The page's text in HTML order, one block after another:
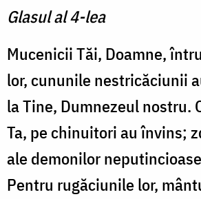
Glasul al 4-lea
Mucenicii Tăi, Doamne,
lor, cununile nestricăciunii
la Tine, Dumnezeul nostru.
Ta, pe chinuitori au învins;
ale demonilor
Pentru rugăciunile lor,